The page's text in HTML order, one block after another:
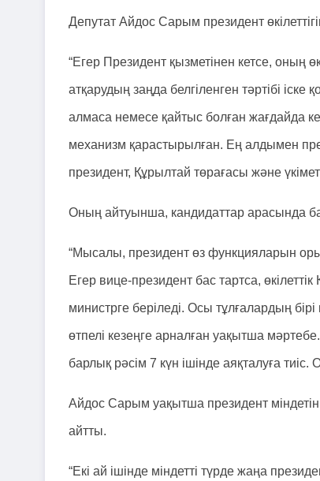
Депутат Айдос Сарым президент
“Егер Президент қызметінен кетсе, оның
атқарудың заңда белгіленген тәртібі
алмаса немесе қайтыс болған жағдайда
механизм қарастырылған. Ең алдымен
президент, Құрылтай төрағасы және
Оның айтуынша, кандидаттар арасында
“Мысалы, президент өз функцияларын
Егер вице-президент бас тартса,
министрге беріледі. Осы тұлғалардың
өтпелі кезеңге арналған уақытша
барлық рәсім 7 күн ішінде аяқталуға тиіс.
Айдос Сарым уақытша президент міндетін
айтты.
“Екі ай ішінде міндетті түрде жаңа